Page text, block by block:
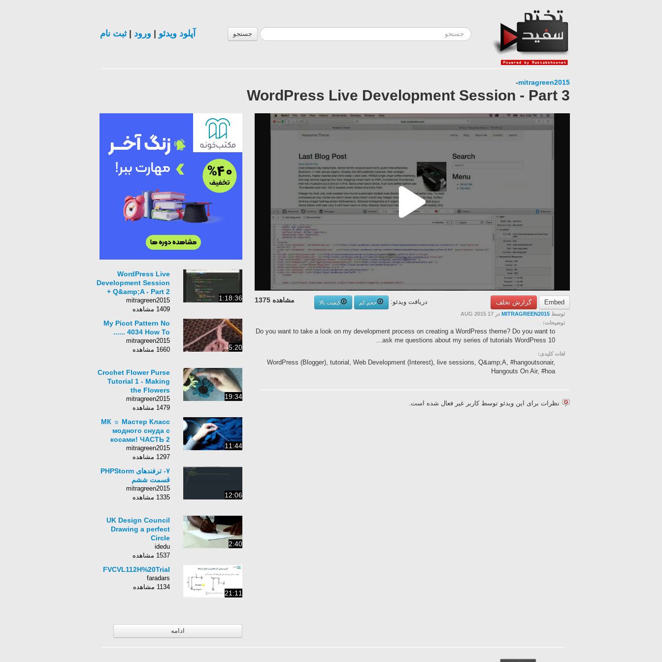
جستجو آپلود ویدئو ورود |ثبت نام
mitragreen2015
-
WordPress Live Development Session - Part 3
Embed گزارش تخلف مشاهده 1375 دریافت ویدئو: حجم کم
کیفیت بالا
توسط MITRAGREEN2015 در 17 AUG 2015
توضیحات:
Do you want to take a look on my development process on creating a WordPress theme? Do you want to
ask me questions about my series of tutorials WordPress 10...
لغات کلیدی:
WordPress (Blogger), tutorial, Web Development (Interest), live sessions, Q&amp;A, #hangoutsonair,
Hangouts On Air, #hoa
نظرات برای این ویدئو توسط کاربر غیر فعال شده است.
1:18:36
WordPress Live
Development Session
+ Q&amp;A - Part 2
mitragreen2015
1409 مشاهده
5:20
My Picot Pattern No
4034 How To ......
mitragreen2015
1660 مشاهده
19:34
Crochet Flower Purse
Tutorial 1 - Making
the Flowers
mitragreen2015
1479 مشاهده
11:44
МК ☼ Мастер Класс
модного снуда с
косами! ЧАСТЬ 2
mitragreen2015
1297 مشاهده
12:06
۷- ترفندهای PHPStorm
قسمت ششم
mitragreen2015
1335 مشاهده
2:40
UK Design Council
Drawing a perfect
Circle
idedu
1537 مشاهده
21:11
FVCVL112H%20Trial
faradars
1134 مشاهده
ادامه